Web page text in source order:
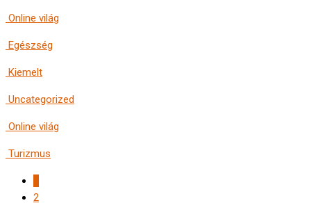
Online világ
Egészség
Kiemelt
Uncategorized
Online világ
Turizmus
2